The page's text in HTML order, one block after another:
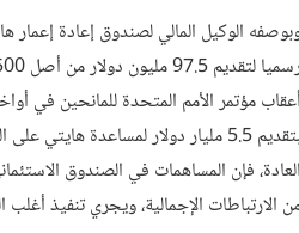
الوكيل المالي لصندوق إعادة إعمار
مؤتمر الأمم المتحدة للمانحين في
بتقديم 5.5 مليار دولار لمساعدة
الارتباطات الإجمالية، ويجري تنفيذ أغلب